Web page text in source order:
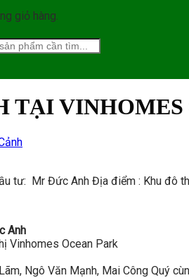
giỏ hàng.
TẠI
tư: Mr Đức Anh Địa điểm : Khu đô
Anh
Vinhomes Ocean Park
Ngô Văn Mạnh, Mai Công Quý